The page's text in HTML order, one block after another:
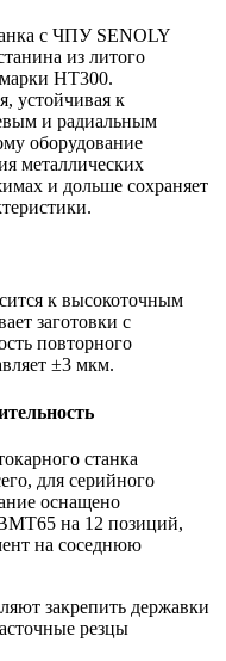
с ЧПУ SENOLY
из литого
HT300.
устойчивая к
и радиальным
оборудование
металлических
и дольше сохраняет
к высокоточным
заготовки с
повторного
±3 мкм.
станка
для серийного
оснащено
на 12 позиций,
на соседнюю
закрепить державки
резцы